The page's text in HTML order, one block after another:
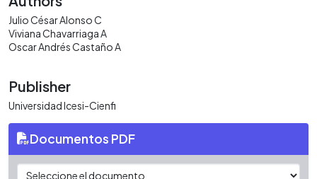
Julio César Alonso C
Viviana Chavarriaga A
Oscar Andrés Castaño A
Publisher
Universidad Icesi-Cienfi
Documentos PDF